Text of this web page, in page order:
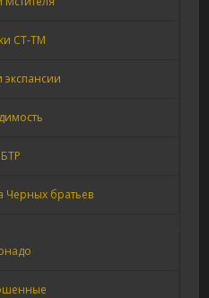
СТ-ТМ
экспансии
Черных братьев